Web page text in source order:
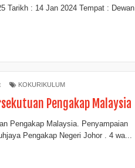
Tarikh : 14 Jan 2024 Tempat : Dewan
KOKURIKULUM
Pengakap Malaysia
Pengakap Malaysia. Penyampaian
Pengakap Negeri Johor . 4 wa...